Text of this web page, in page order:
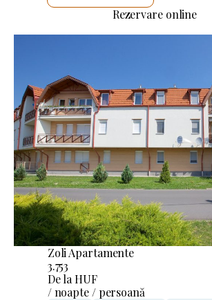
Rezervare online
Zoli Apartamente
3.753
De la HUF
/ noapte / persoană